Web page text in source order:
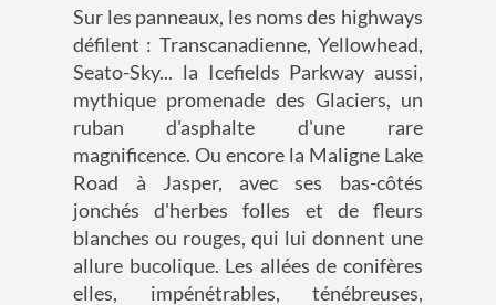
Sur les panneaux, les noms des highways
défilent : Transcanadienne, Yellowhead,
Seato-Sky... la Icefields Parkway aussi,
mythique promenade des Glaciers, un
ruban d'asphalte d'une rare
magnificence. Ou encore la Maligne Lake
Road à Jasper, avec ses bas-côtés
jonchés d'herbes folles et de fleurs
blanches ou rouges, qui lui donnent une
allure bucolique. Les allées de conifères
elles, impénétrables, ténébreuses,